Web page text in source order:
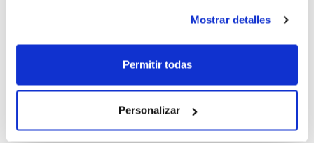
Mostrar detalles
Permitir todas
Personalizar
Equips classificats per a la